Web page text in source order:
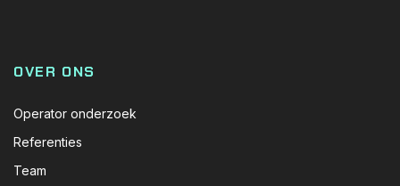
OVER ONS
Operator onderzoek
Referenties
Team